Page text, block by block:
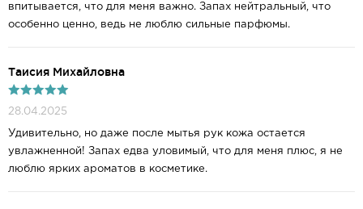
впитывается, что для меня важно. Запах нейтральный, что
особенно ценно, ведь не люблю сильные парфюмы.
Таисия Михайловна
28.04.2025
Удивительно, но даже после мытья рук кожа остается
увлажненной! Запах едва уловимый, что для меня плюс, я не
люблю ярких ароматов в косметике.